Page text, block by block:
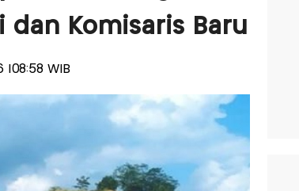
dan Komisaris Baru
|08:58 WIB